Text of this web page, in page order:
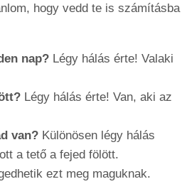
hogy vedd te is számításba
nap? Légy hálás érte! Valaki
Légy hálás érte! Van, aki az
van? Különösen légy hálás
a tető a fejed fölött.
ezt meg maguknak.